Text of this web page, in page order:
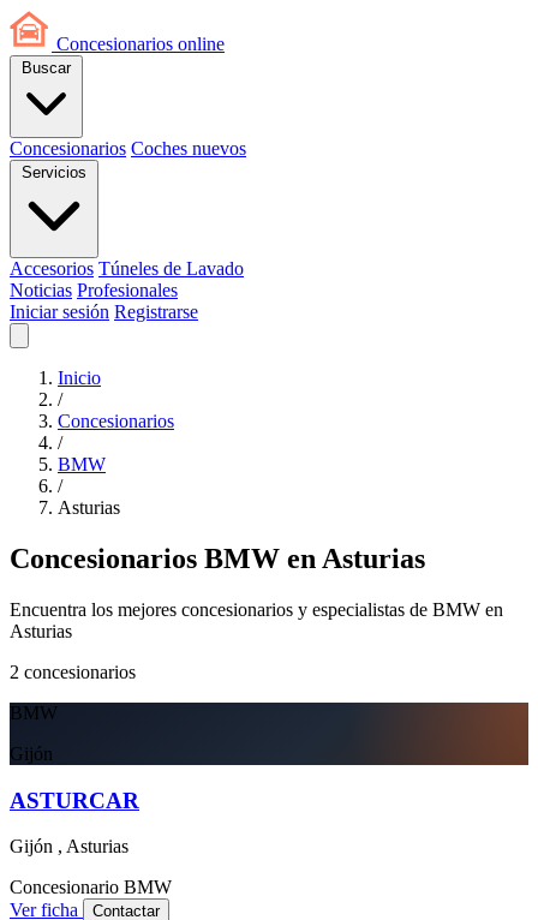
Concesionarios online
Buscar
Concesionarios Coches nuevos
Servicios
Accesorios Túneles de Lavado
Noticias Profesionales
Iniciar sesión Registrarse
Inicio
/
Concesionarios
/
BMW
/
Asturias
Concesionarios BMW en Asturias
Encuentra los mejores concesionarios y especialistas de BMW en
Asturias
2 concesionarios
BMW
Gijón
ASTURCAR
Gijón , Asturias
Concesionario BMW
Ver ficha
Contactar